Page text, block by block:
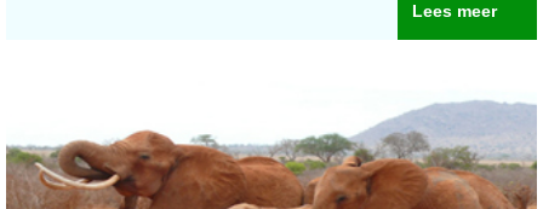
Lees meer